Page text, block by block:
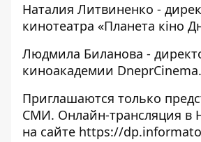
Наталия Литвиненко -
кинотеатра «Планета кіно
Людмила Биланова -
киноакадемии DneprCinema.
Приглашаются только
СМИ. Онлайн-трансляция в
на сайте https://